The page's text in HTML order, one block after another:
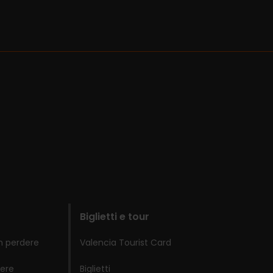
perdere
Biglietti e tour
Valencia Tourist Card
Biglietti